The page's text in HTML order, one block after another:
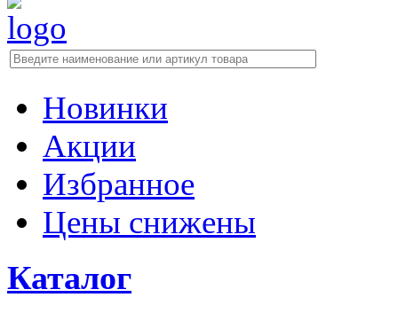
Новинки
Акции
Избранное
Цены снижены
Каталог